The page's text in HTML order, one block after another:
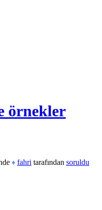
örnekler
♦ fahri tarafından soruldu